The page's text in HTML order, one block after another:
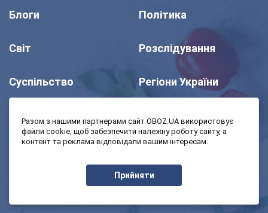
Блоги Політика
Світ Розслідування
Суспільство Регіони України
Шоу Спорт
Моя школа
Економіка
Разом з нашими партнерами сайт OBOZ.UA використовує
файли cookie, щоб забезпечити належну роботу сайту, а
контент та реклама відповідали вашим інтересам.
Прийняти